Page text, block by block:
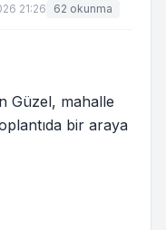
21:26 62 okunma
Güzel, mahalle
bir araya